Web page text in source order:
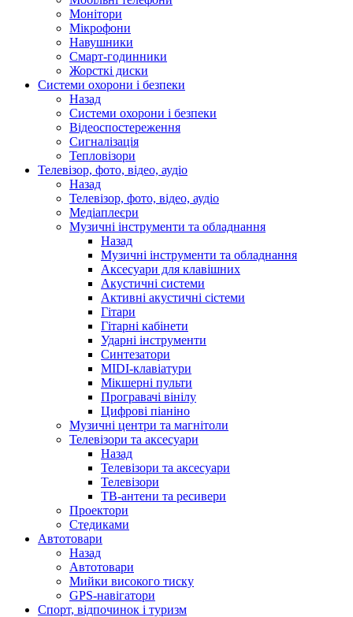
Монітори
Мікрофони
Навушники
Смарт-годинники
Жорсткі диски
Системи охорони і безпеки
Назад
Системи охорони і безпеки
Відеоспостереження
Сигналізація
Тепловізори
Телевізор, фото, відео, аудіо
Назад
Телевізор, фото, відео, аудіо
Медіаплеєри
Музичні інструменти та обладнання
Назад
Музичні інструменти та обладнання
Аксесуари для клавішних
Акустичні системи
Активні акустичні сістеми
Гітари
Гітарні кабінети
Ударні інструменти
Синтезатори
MIDI-клавіатури
Мікшерні пульти
Програвачі вінілу
Цифрові піаніно
Музичні центри та магнітоли
Телевізори та аксесуари
Назад
Телевізори та аксесуари
Телевізори
ТВ-антени та ресивери
Проектори
Стедиками
Автотовари
Назад
Автотовари
Мийки високого тиску
GPS-навігатори
Спорт, відпочинок і туризм